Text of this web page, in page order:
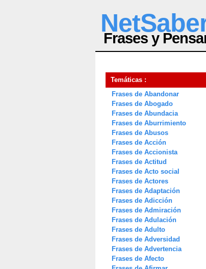
Frases y
Temáticas :
Frases de Abandonar
Frases de Abogado
Frases de Abundacia
Frases de Aburrimiento
Frases de Abusos
Frases de Acción
Frases de Accionista
Frases de Actitud
Frases de Acto social
Frases de Actores
Frases de Adaptación
Frases de Adicción
Frases de Admiración
Frases de Adulación
Frases de Adulto
Frases de Adversidad
Frases de Advertencia
Frases de Afecto